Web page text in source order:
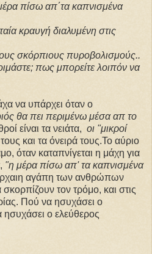
πίσω απ΄τα καπνισμένα
κραυγή διαλυμένη στις
σκόρπιους πυροβολισμούς..
πως μπορείτε λοιπόν να
να υπάρχει όταν ο
θα πει περιμένω μέσα απ το
είναι τα νειάτα, οι "μικροί
και τα όνειρά τους.Το αύριο
όταν καταπνίγεται η μάχη για
"η μέρα πίσω απ' τα καπνισμένα
αγάπη των ανθρώπων
τον τρόμο, και στις
Πού να ησυχάσει ο
ο ελεύθερος